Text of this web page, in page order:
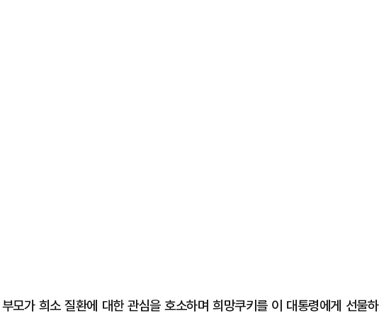
모가 희소 질환에 대한 관심을 호소하며 희망쿠키를 이 대통령에게 선물하